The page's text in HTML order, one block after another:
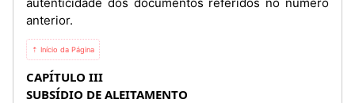
anterior.
⇡ Início da Página
CAPÍTULO III
SUBSÍDIO DE ALEITAMENTO